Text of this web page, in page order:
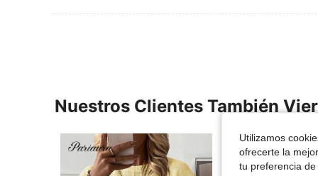
Nuestros Clientes También
Utilizamos
ofrecerte la
tu preferencia